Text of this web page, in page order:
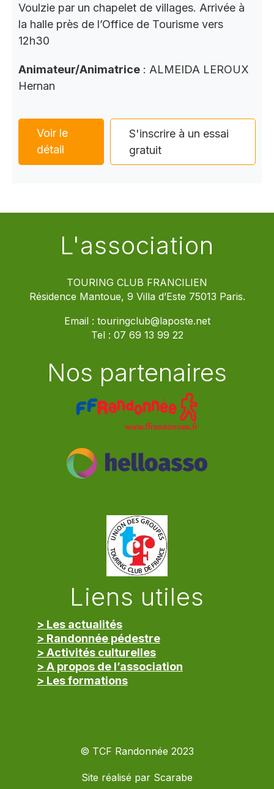
Voulzie par un chapelet de villages. Arrivée à
la halle près de l’Office de Tourisme vers
12h30
Animateur/Animatrice : ALMEIDA LEROUX
Hernan
Voir le
détail
S'inscrire à un essai
gratuit
L'association
TOURING CLUB FRANCILIEN
Résidence Mantoue, 9 Villa d’Este 75013 Paris.
Email : touringclub@laposte.net
Tel : 07 69 13 99 22
Nos partenaires
Liens utiles
> Les actualités
> Randonnée pédestre
> Activités culturelles
> A propos de l’association
> Les formations
© TCF Randonnée 2023
Site réalisé par Scarabe